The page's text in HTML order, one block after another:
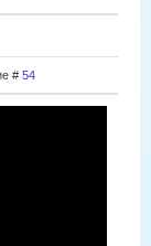
# 54